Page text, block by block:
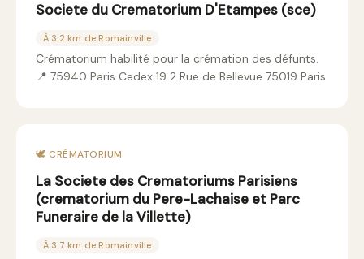
Societe du Crematorium D'Etampes (sce)
À 3.2 km de Romainville
Crématorium habilité pour la crémation des défunts.
📍 75940 Paris Cedex 19 2 Rue de Bellevue 75019 Paris
🕊️ CRÉMATORIUM
La Societe des Crematoriums Parisiens
(crematorium du Pere-Lachaise et Parc
Funeraire de la Villette)
À 3.7 km de Romainville